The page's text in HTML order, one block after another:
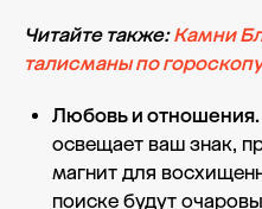
Читайте также:Камни
талисманы по гороскопу
Любовь и отношения.
освещает ваш знак,
магнит для
поиске будут